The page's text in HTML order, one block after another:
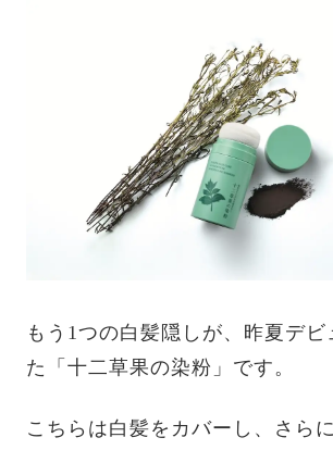
もう1つの白髪隠しが、昨夏デビ
た「十二草果の染粉」です。
こちらは白髪をカバーし、さら